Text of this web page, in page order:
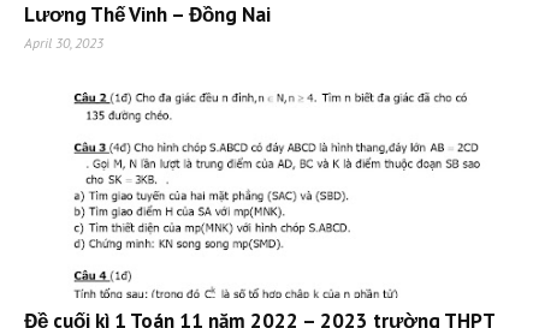
Lương Thế Vinh – Đồng Nai
April 30, 2023
Đề cuối kì 1 Toán 11 năm 2022 – 2023 trường THPT